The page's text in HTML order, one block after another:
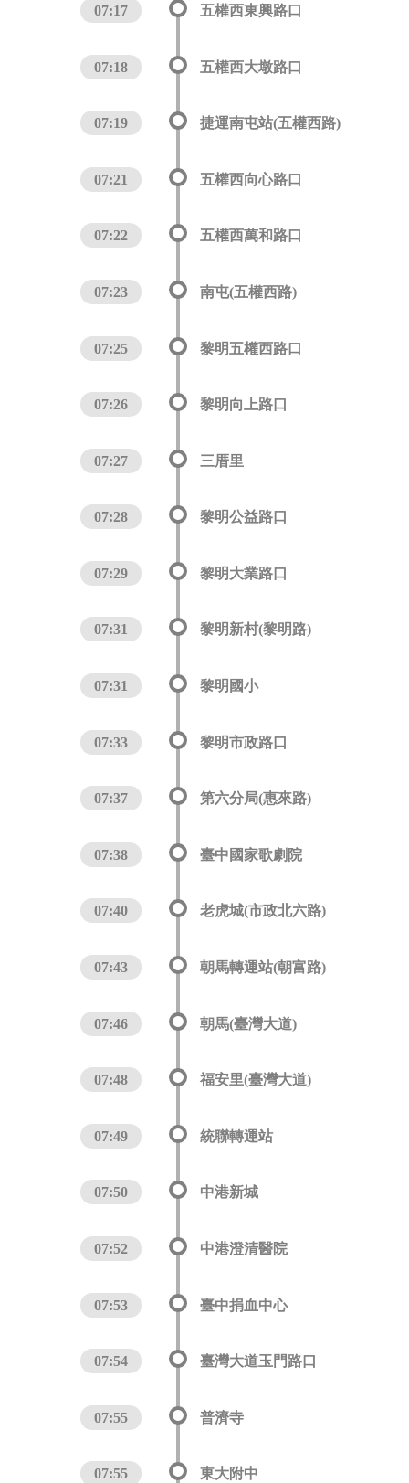
07:17 五權西東興路口
07:18 五權西大墩路口
07:19 捷運南屯站(五權西路)
07:21 五權西向心路口
07:22 五權西萬和路口
07:23 南屯(五權西路)
07:25 黎明五權西路口
07:26 黎明向上路口
07:27 三厝里
07:28 黎明公益路口
07:29 黎明大業路口
07:31 黎明新村(黎明路)
07:31 黎明國小
07:33 黎明市政路口
07:37 第六分局(惠來路)
07:38 臺中國家歌劇院
07:40 老虎城(市政北六路)
07:43 朝馬轉運站(朝富路)
07:46 朝馬(臺灣大道)
07:48 福安里(臺灣大道)
07:49 統聯轉運站
07:50 中港新城
07:52 中港澄清醫院
07:53 臺中捐血中心
07:54 臺灣大道玉門路口
07:55 普濟寺
07:55 東大附中